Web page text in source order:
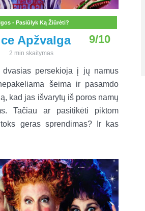
- Pasiūlyk Ką Žiūrėti?
Apžvalga 9/10
2 min skaitymas
dvasias persekioja į jų namus
šeima ir pasamdo
kad jas išvarytų iš poros namų
Tačiau ar pasitikėti piktom
geras sprendimas? Ir kas